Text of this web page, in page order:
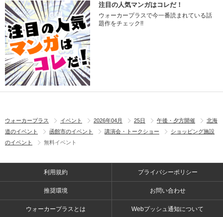
注目の人気マンガはコレだ！
ウォーカープラスで今一番読まれている話
題作をチェック!!
ウォーカープラス イベント 2026年04月 25日 午後・夕方開催
北海
道のイベント
函館市のイベント 講演会・トークショー
ショッピング施設
のイベント
無料イベント
利用規約 プライバシーポリシー
推奨環境 お問い合わせ
ウォーカープラスとは Webプッシュ通知について